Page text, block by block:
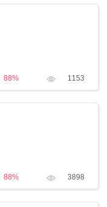
88% 1153
88% 3898